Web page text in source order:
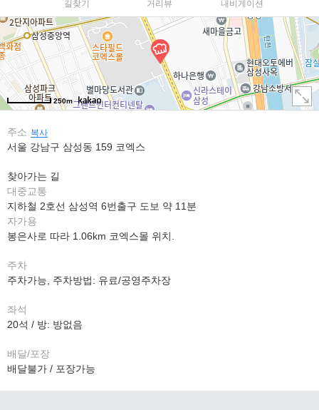
길찾기 거리뷰 내비게이션
250m
주소 복사
서울 강남구 삼성동 159 코엑스
찾아가는 길
대중교통
지하철 2호선 삼성역 6번출구 도보 약 11분
자가용
봉은사로 따라 1.06km 코엑스몰 위치.
주차
주차가능, 주차방법: 유료/공영주차장
좌석
20석 / 방: 방없음
배달/포장
배달불가 / 포장가능